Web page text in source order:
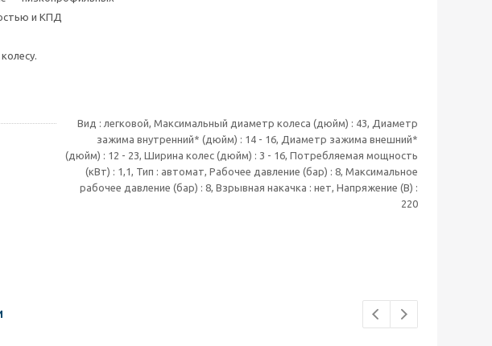
и КПД
Вид : легковой, Максимальный диаметр колеса (дюйм) : 43, Диаметр
зажима внутренний* (дюйм) : 14 - 16, Диаметр зажима внешний*
(дюйм) : 12 - 23, Ширина колес (дюйм) : 3 - 16, Потребляемая мощность
(кВт) : 1,1, Тип : автомат, Рабочее давление (бар) : 8, Максимальное
рабочее давление (бар) : 8, Взрывная накачка : нет, Напряжение (В) :
220